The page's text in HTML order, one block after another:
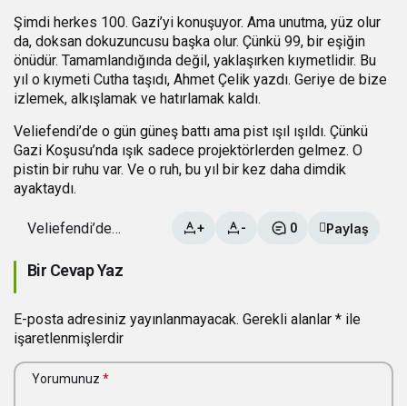
Şimdi herkes 100. Gazi’yi konuşuyor. Ama unutma, yüz olur
da, doksan dokuzuncusu başka olur. Çünkü 99, bir eşiğin
önüdür. Tamamlandığında değil, yaklaşırken kıymetlidir. Bu
yıl o kıymeti Cutha taşıdı, Ahmet Çelik yazdı. Geriye de bize
izlemek, alkışlamak ve hatırlamak kaldı.
Veliefendi’de o gün güneş battı ama pist ışıl ışıldı. Çünkü
Gazi Koşusu’nda ışık sadece projektörlerden gelmez. O
pistin bir ruhu var. Ve o ruh, bu yıl bir kez daha dimdik
ayaktaydı.
Veliefendi’de
Gazi Koşusu
Koşuldu
+ - 0 Paylaş
Bir Cevap Yaz
E-posta adresiniz yayınlanmayacak. Gerekli alanlar * ile
işaretlenmişlerdir
Yorumunuz *